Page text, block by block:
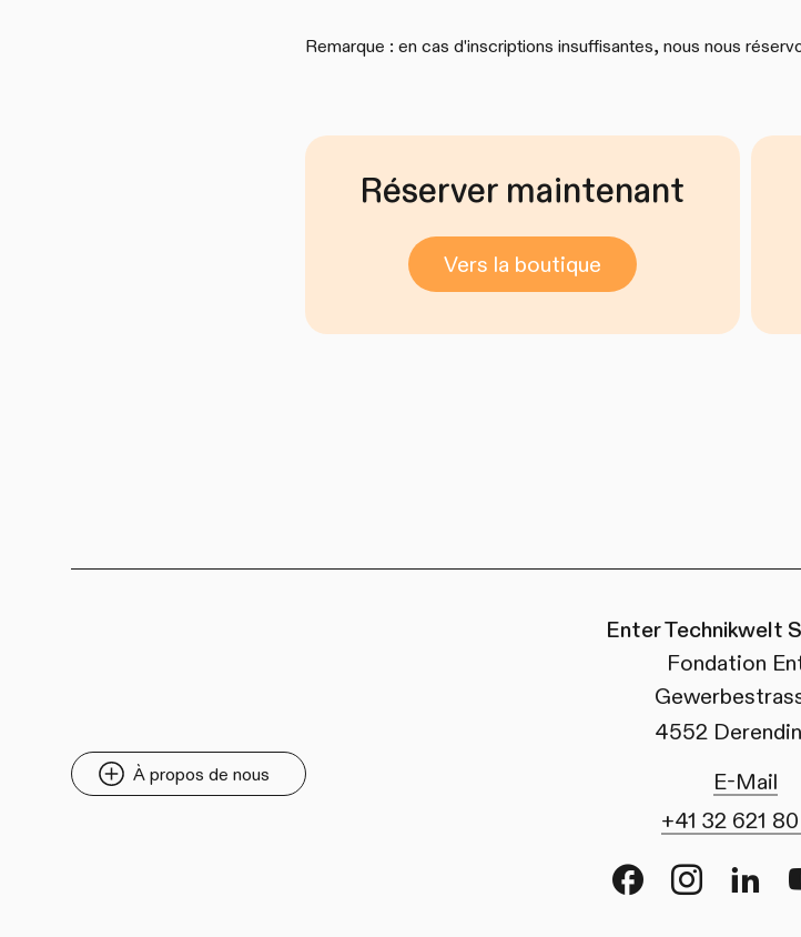
Remarque : en cas d'inscriptions insuffisantes, nous nous
Réserver maintenant
Vers la boutique
À propos de nous
Enter Technikwelt
Fondation
4552
E-Mail
+41 32 621